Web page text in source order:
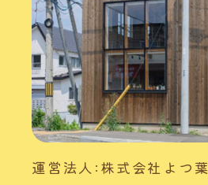
運営法人:株式会社よつ葉